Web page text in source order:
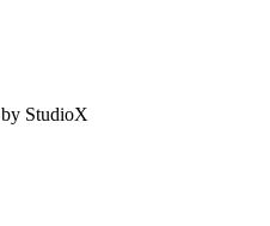
StudioX